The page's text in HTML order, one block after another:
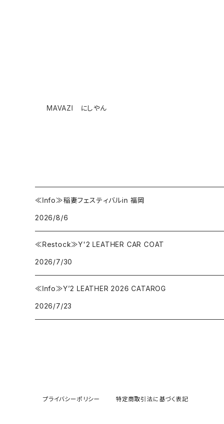
MAVAZI にしやん
≪Info≫稲妻フェスティバルin 福岡
2026/8/6
≪Restock≫Y'2 LEATHER CAR COAT
2026/7/30
≪Info≫Y’2 LEATHER 2026 CATAROG
2026/7/23
プライバシーポリシー 特定商取引法に基づく表記